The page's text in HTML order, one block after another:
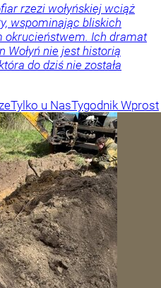
rzezi wołyńskiej wciąż
wspominając bliskich
okrucieństwem. Ich dramat
Wołyń nie jest historią
do dziś nie została
Tylko u NasTygodnik Wprost